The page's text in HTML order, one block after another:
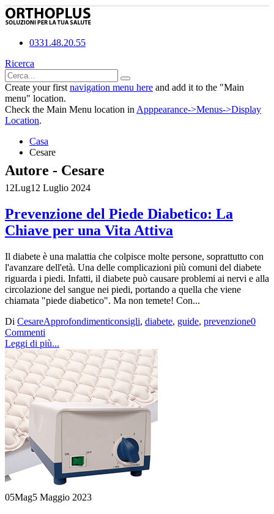
0331.48.20.55
Ricerca
Create your first navigation menu here and add it to the "Main
menu" location.
Check the Main Menu location in Apppearance->Menus->Display
Location.
Casa
Cesare
Autore - Cesare
12Lug12 Luglio 2024
Prevenzione del Piede Diabetico: La
Chiave per una Vita Attiva
Il diabete è una malattia che colpisce molte persone, soprattutto con
l'avanzare dell'età. Una delle complicazioni più comuni del diabete
riguarda i piedi. Infatti, il diabete può causare problemi ai nervi e alla
circolazione del sangue nei piedi, portando a quella che viene
chiamata "piede diabetico". Ma non temete! Con...
Di CesareApprofondimenticonsigli, diabete, guide, prevenzione0
Commenti
Leggi di più...
05Mag5 Maggio 2023